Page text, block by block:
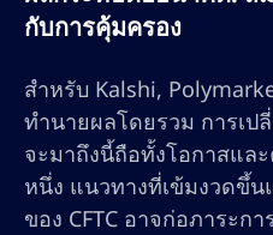
กับการคุ้มครอง
สำหรับ Kalshi,
ทำนายผลโดยรวม การเป
จะมาถึงนี้ถือทั้งโอกาสแล
หนึ่ง แนวทางที่เข้มงวดขึ้
ของ CFTC อาจก่อภาระก